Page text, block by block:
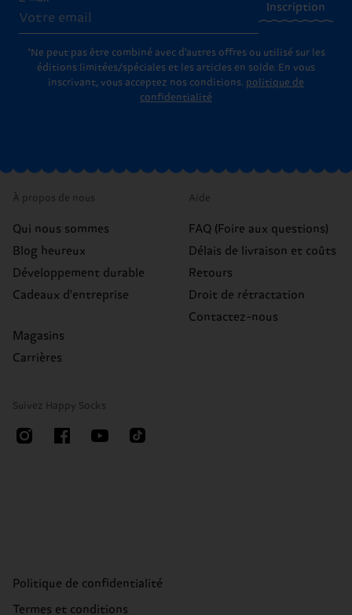
Inscription
*Ne peut pas être combiné avec d'autres offres ou utilisé sur les
éditions limitées/spéciales et les articles en solde. En vous
inscrivant, vous acceptez nos conditions. politique de
confidentialité
À propos de nous
Qui nous sommes
Blog heureux
Développement durable
Cadeaux d'entreprise
Magasins
Carrières
Aide
FAQ (Foire aux questions)
Délais de livraison et coûts
Retours
Droit de rétractation
Contactez-nous
Suivez Happy Socks
Politique de confidentialité
Termes et conditions